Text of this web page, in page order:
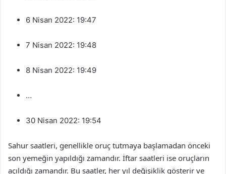
6 Nisan 2022: 19:47
7 Nisan 2022: 19:48
8 Nisan 2022: 19:49
…
30 Nisan 2022: 19:54
Sahur saatleri, genellikle oruç tutmaya başlamadan önceki
son yemeğin yapıldığı zamandır. İftar saatleri ise oruçların
açıldığı zamandır. Bu saatler, her yıl değişiklik gösterir ve